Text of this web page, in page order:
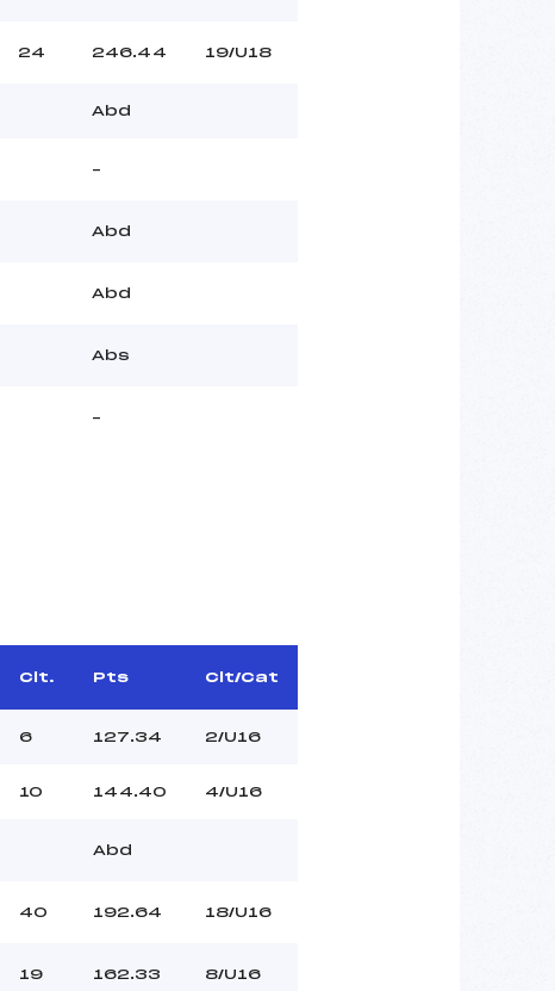
24 246.44 19/U18
Abd
–
Abd
Abd
Abs
–
Clt. Pts Clt/Cat
6 127.34 2/U16
10 144.40 4/U16
Abd
40 192.64 18/U16
19 162.33 8/U16